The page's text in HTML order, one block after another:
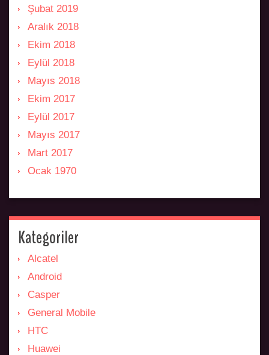
Şubat 2019
Aralık 2018
Ekim 2018
Eylül 2018
Mayıs 2018
Ekim 2017
Eylül 2017
Mayıs 2017
Mart 2017
Ocak 1970
Kategoriler
Alcatel
Android
Casper
General Mobile
HTC
Huawei